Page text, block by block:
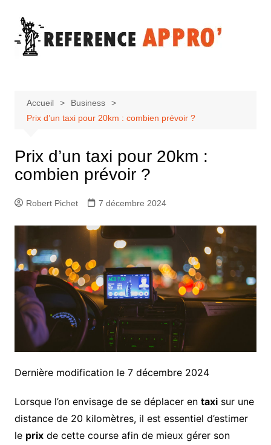
contenu
Accueil
Business
Prix d’un taxi pour 20km : combien prévoir ?
Prix d’un taxi pour 20km :
combien prévoir ?
Robert Pichet 7 décembre 2024
Dernière modification le 7 décembre 2024
Lorsque l’on envisage de se déplacer en taxisur une
distance de 20 kilomètres, il est essentiel d’estimer
le prixde cette course afin de mieux gérer son